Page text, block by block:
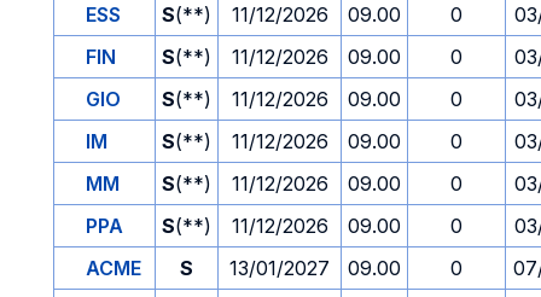
ESS
S(**) 11/12/2026 09.00 0
FIN
S(**) 11/12/2026 09.00 0
GIO
S(**) 11/12/2026 09.00 0
IM
S(**) 11/12/2026 09.00 0
MM
S(**) 11/12/2026 09.00 0
PPA
S(**) 11/12/2026 09.00 0
ACME
S 13/01/2027 09.00 0